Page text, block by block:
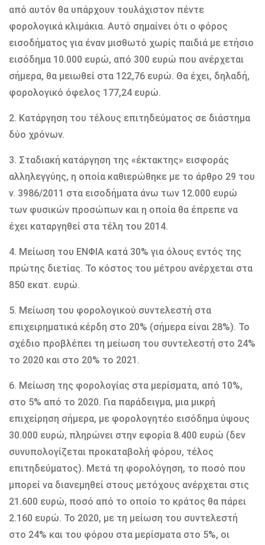
από αυτόν θα υπάρχουν τουλάχιστον πέντε
φορολογικά κλιμάκια. Αυτό σημαίνει ότι ο φόρος
εισοδήματος για έναν μισθωτό χωρίς παιδιά με ετήσιο
εισόδημα 10.000 ευρώ, από 300 ευρώ που ανέρχεται
σήμερα, θα μειωθεί στα 122,76 ευρώ. Θα έχει, δηλαδή,
φορολογικό όφελος 177,24 ευρώ.
2. Κατάργηση του τέλους επιτηδεύματος σε διάστημα
δύο χρόνων.
3. Σταδιακή κατάργηση της «έκτακτης» εισφοράς
αλληλεγγύης, η οποία καθιερώθηκε με το άρθρο 29 του
ν. 3986/2011 στα εισοδήματα άνω των 12.000 ευρώ
των φυσικών προσώπων και η οποία θα έπρεπε να
έχει καταργηθεί στα τέλη του 2014.
4. Μείωση του ΕΝΦΙΑ κατά 30% για όλους εντός της
πρώτης διετίας. Το κόστος του μέτρου ανέρχεται στα
850 εκατ. ευρώ.
5. Μείωση του φορολογικού συντελεστή στα
επιχειρηματικά κέρδη στο 20% (σήμερα είναι 28%). Το
σχέδιο προβλέπει τη μείωση του συντελεστή στο 24%
το 2020 και στο 20% το 2021.
6. Μείωση της φορολογίας στα μερίσματα, από 10%,
στο 5% από το 2020. Για παράδειγμα, μια μικρή
επιχείρηση σήμερα, με φορολογητέο εισόδημα ύψους
30.000 ευρώ, πληρώνει στην εφορία 8.400 ευρώ (δεν
συνυπολογίζεται προκαταβολή φόρου, τέλος
επιτηδεύματος). Μετά τη φορολόγηση, το ποσό που
μπορεί να διανεμηθεί στους μετόχους ανέρχεται στις
21.600 ευρώ, ποσό από το οποίο το κράτος θα πάρει
2.160 ευρώ. Το 2020, με τη μείωση του συντελεστή
στο 24% και του φόρου στα μερίσματα στο 5%, οι